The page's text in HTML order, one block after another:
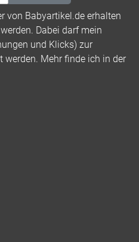
von Babyartikel.de erhalten
Dabei darf mein
und Klicks) zur
werden. Mehr finde ich in der